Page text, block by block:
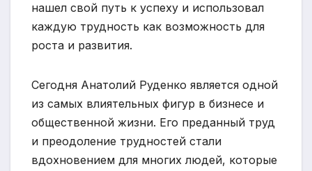
нашел свой путь к успеху и использовал
каждую трудность как возможность для
роста и развития.
Сегодня Анатолий Руденко является одной
из самых влиятельных фигур в бизнесе и
общественной жизни. Его преданный труд
и преодоление трудностей стали
вдохновением для многих людей, которые